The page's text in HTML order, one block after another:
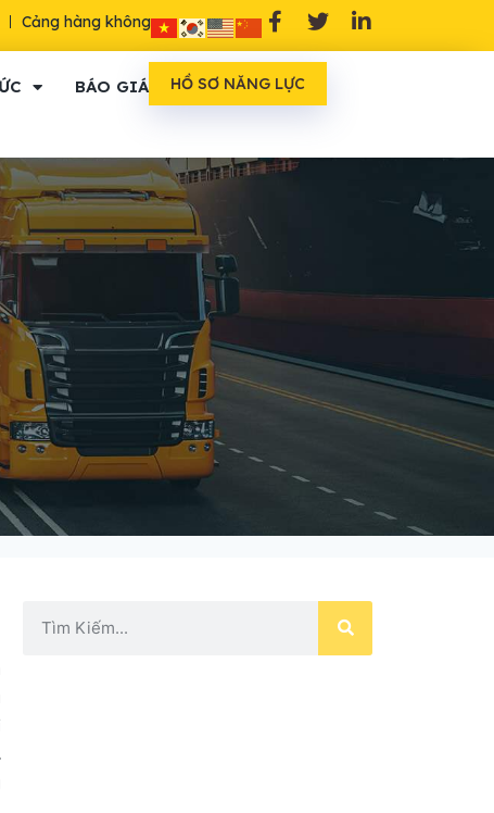
Cảng hàng không
BÁO GIÁ HỒ SƠ NĂNG LỰC